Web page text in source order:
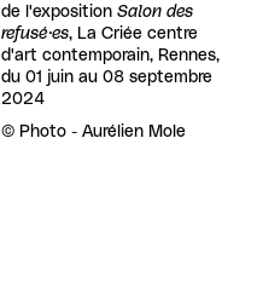
de l'exposition Salon des
refusé·es, La Criée centre
d'art contemporain, Rennes,
du 01 juin au 08 septembre
2024
Droits réservés :
© Photo - Aurélien Mole